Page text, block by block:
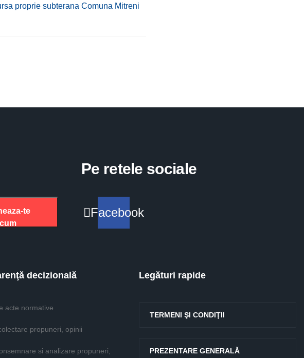
proprie subterana Comuna Mitreni
Urbanistic General - sit Natura 2000
te
Pe retele sociale
Facebook
decizională
acte normative
propuneri, opinii
si analizare propuneri,
Legături rapide
TERMENI ŞI CONDIŢII
PREZENTARE GENERALĂ